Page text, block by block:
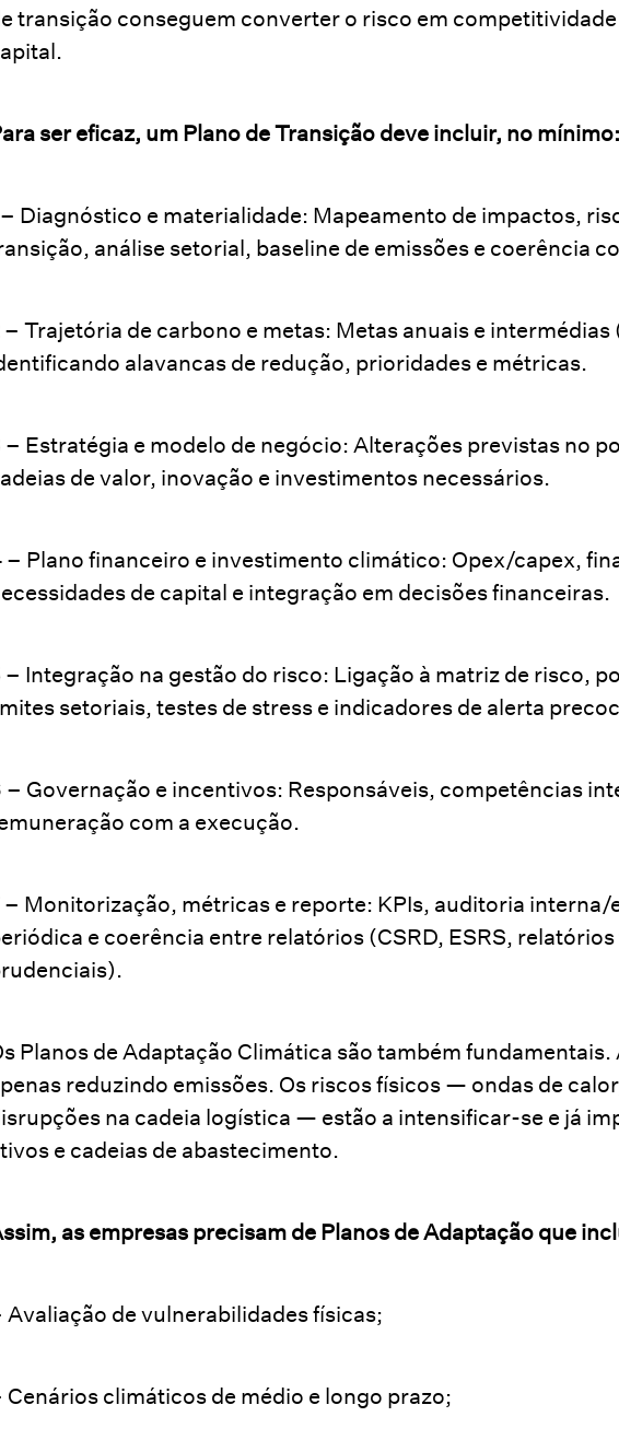
transição conseguem converter o risco em
ser eficaz, um Plano de Transição deve incluir, no mínimo:
– Diagnóstico e materialidade: Mapeamento de impactos,
análise setorial, baseline de emissões e coerência
– Trajetória de carbono e metas: Metas anuais e
alavancas de redução, prioridades e métricas.
– Estratégia e modelo de negócio: Alterações previstas no
de valor, inovação e investimentos necessários.
– Plano financeiro e investimento climático: Opex/capex,
de capital e integração em decisões financeiras.
– Integração na gestão do risco: Ligação à matriz de risco,
setoriais, testes de stress e indicadores de alerta
– Governação e incentivos: Responsáveis, competências
com a execução.
– Monitorização, métricas e reporte: KPIs, auditoria interna/
e coerência entre relatórios (CSRD, ESRS,
Planos de Adaptação Climática são também fundamentais.
reduzindo emissões. Os riscos físicos — ondas de
na cadeia logística — estão a intensificar-se e já
e cadeias de abastecimento.
as empresas precisam de Planos de Adaptação que
Avaliação de vulnerabilidades físicas;
Cenários climáticos de médio e longo prazo;